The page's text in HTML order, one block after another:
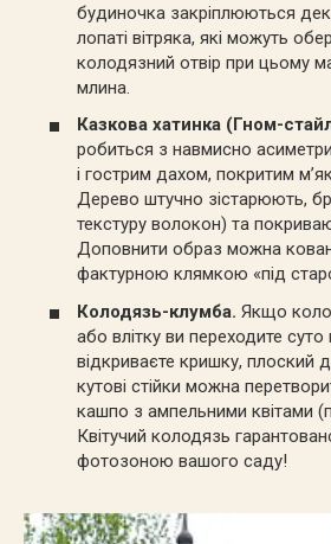
будиночка закріплюються
лопаті вітряка, які можуть
колодязний отвір при цьому
млина.
Казкова хатинка (Гном-
робиться з навмисно
і гострим дахом, покритим
Дерево штучно зістарюють,
текстуру волокон) та
Доповнити образ можна
фактурною клямкою «під
Колодязь-клумба. Якщо
або влітку ви переходите суто
відкриваєте кришку, плоский
кутові стійки можна
кашпо з ампельними квітами
Квітучий колодязь
фотозоною вашого саду!